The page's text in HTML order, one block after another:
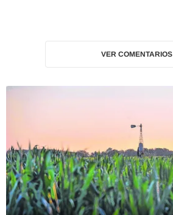
VER COMENTARIOS